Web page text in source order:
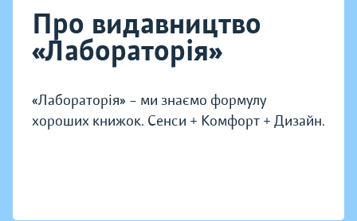
Про видавництво
«Лабораторія»
«Лабораторія» – ми знаємо формулу
хороших книжок. Сенси + Комфорт + Дизайн.